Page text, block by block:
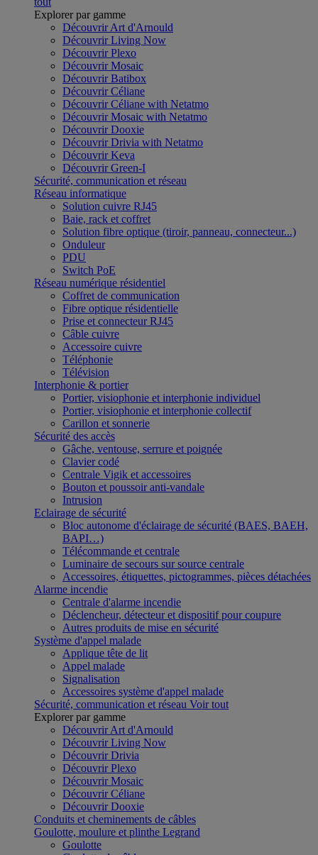
Explorer par gamme
Découvrir Art d'Arnould
Découvrir Living Now
Découvrir Plexo
Découvrir Mosaic
Découvrir Batibox
Découvrir Céliane
Découvrir Céliane with Netatmo
Découvrir Mosaic with Netatmo
Découvrir Dooxie
Découvrir Drivia with Netatmo
Découvrir Keva
Découvrir Green-I
Sécurité, communication et réseau
Réseau informatique
Solution cuivre RJ45
Baie, rack et coffret
Solution fibre optique (tiroir, panneau, connecteur...)
Onduleur
PDU
Switch PoE
Réseau numérique résidentiel
Coffret de communication
Fibre optique résidentielle
Prise et connecteur RJ45
Câble cuivre
Accessoire cuivre
Téléphonie
Télévision
Interphonie & portier
Portier, visiophonie et interphonie individuel
Portier, visiophonie et interphonie collectif
Carillon et sonnerie
Sécurité des accès
Gâche, ventouse, serrure et poignée
Clavier codé
Centrale Vigik et accessoires
Bouton et poussoir anti-vandale
Intrusion
Eclairage de sécurité
Bloc autonome d'éclairage de sécurité (BAES, BAEH,
BAPI…)
Télécommande et centrale
Luminaire de secours sur source centrale
Accessoires, étiquettes, pictogrammes, pièces détachées
Alarme incendie
Centrale d'alarme incendie
Déclencheur, détecteur et dispositif pour coupure
Autres produits de mise en sécurité
Système d'appel malade
Applique tête de lit
Appel malade
Signalisation
Accessoires système d'appel malade
Sécurité, communication et réseau Voir tout
Explorer par gamme
Découvrir Art d'Arnould
Découvrir Living Now
Découvrir Drivia
Découvrir Plexo
Découvrir Mosaic
Découvrir Céliane
Découvrir Dooxie
Conduits et cheminements de câbles
Goulotte, moulure et plinthe Legrand
Goulotte